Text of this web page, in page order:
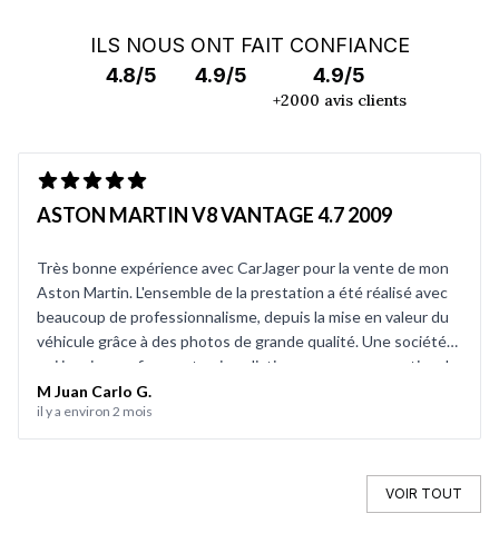
ILS NOUS ONT FAIT CONFIANCE
4.8/5
4.9/5 4.9/5
+2000 avis clients
ASTON MARTIN V8 VANTAGE 4.7 2009
Très bonne expérience avec CarJager pour la vente de mon
Aston Martin. L'ensemble de la prestation a été réalisé avec
beaucoup de professionnalisme, depuis la mise en valeur du
véhicule grâce à des photos de grande qualité. Une société
qui inspire confiance et qui se distingue par son expertise du
marché automobile de collection et de prestige. CarJager est
une entreprise à recommander sans hésitation.
M Juan Carlo G.
il y a environ 2 mois
VOIR TOUT